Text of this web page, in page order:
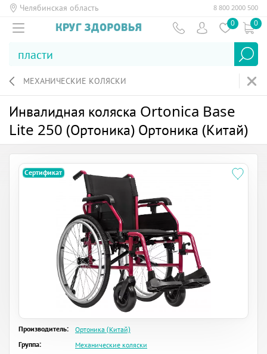
Челябинская область 8 800 2000 500
0 0
МЕХАНИЧЕСКИЕ КОЛЯСКИ
Инвалидная коляска Ortonica Base
Lite 250 (Ортоника) Ортоника (Китай)
Сертификат
Производитель:
Ортоника (Китай)
Группа:
Механические коляски